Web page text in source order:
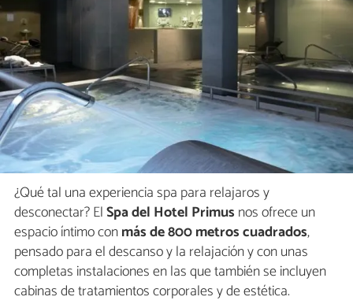
¿Qué tal una experiencia spa para relajaros y
desconectar? ElSpa del Hotel Primus nos ofrece un
espacio íntimo conmás de 800 metros cuadrados,
pensado para el descanso y la relajación y con unas
completas instalaciones en las que también se incluyen
cabinas de tratamientos corporales y de estética.